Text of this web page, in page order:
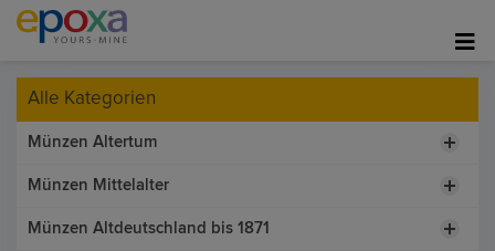
Alle Kategorien
Münzen Altertum
Münzen Mittelalter
Münzen Altdeutschland bis 1871